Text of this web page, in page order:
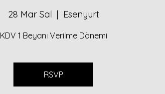
28 Mar Sal
  |
Esenyurt
KDV 1 Beyanı Verilme Dönemi
RSVP